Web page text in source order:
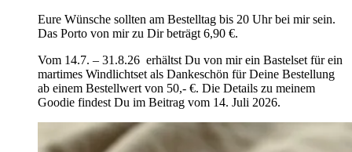
Eure Wünsche sollten am Bestelltag bis 20 Uhr bei mir sein.
Das Porto von mir zu Dir beträgt 6,90 €.
Vom 14.7. – 31.8.26 erhältst Du von mir ein Bastelset für ein
martimes Windlichtset als Dankeschön für Deine Bestellung
ab einem Bestellwert von 50,- €. Die Details zu meinem
Goodie findest Du im Beitrag vom 14. Juli 2026.